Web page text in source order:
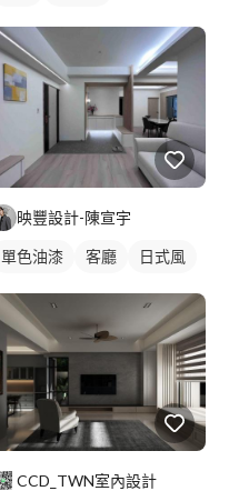
映豐設計-陳宣宇
單色油漆 客廳 日式風
CCD_TWN室內設計